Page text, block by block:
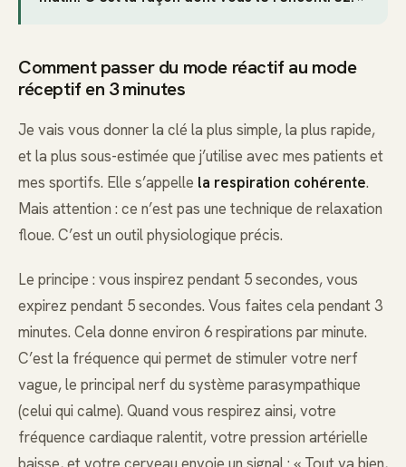
Comment passer du mode réactif au mode
réceptif en 3 minutes
Je vais vous donner la clé la plus simple, la plus rapide,
et la plus sous-estimée que j’utilise avec mes patients et
mes sportifs. Elle s’appelle la respiration cohérente.
Mais attention : ce n’est pas une technique de relaxation
floue. C’est un outil physiologique précis.
Le principe : vous inspirez pendant 5 secondes, vous
expirez pendant 5 secondes. Vous faites cela pendant 3
minutes. Cela donne environ 6 respirations par minute.
C’est la fréquence qui permet de stimuler votre nerf
vague, le principal nerf du système parasympathique
(celui qui calme). Quand vous respirez ainsi, votre
fréquence cardiaque ralentit, votre pression artérielle